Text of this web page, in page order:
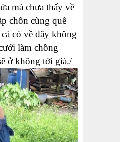
mà chưa thấy về
chốn cùng quê
có về đây không
làm chồng
ở không tới già./